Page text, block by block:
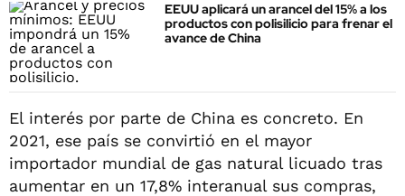
EEUU aplicará un arancel del 15% a los
productos con polisilicio para frenar el
avance de China
El interés por parte de China es concreto. En
2021, ese país se convirtió en el mayor
importador mundial de gas natural licuado tras
aumentar en un 17,8% interanual sus compras,